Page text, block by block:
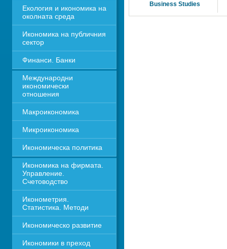
Екология и икономика на
околната среда
Икономика на публичния
сектор
Финанси. Банки
Международни
икономически
отношения
Макроикономика
Микроикономика
Икономическа политика
Икономика на фирмата.
Управление.
Счетоводство
Иконометрия.
Статистика. Методи
Икономическо развитие
Икономики в преход
Business Studies